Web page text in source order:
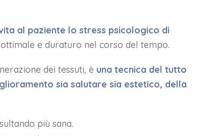
al paziente lo stress psicologico di
e duraturo nel corso del tempo.
dei tessuti, è una tecnica del tutto
sia salutare sia estetico, della
più sana.